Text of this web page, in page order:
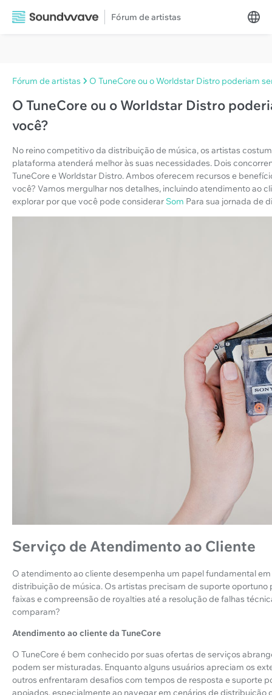
Fórum de artistas
Fórum de artistas O TuneCore ou o Worldstar Distro poderiam
O TuneCore ou o Worldstar Distro
você?
No reino competitivo da distribuição de música, os artistas
plataforma atenderá melhor às suas necessidades. Dois
TuneCore e Worldstar Distro. Ambos oferecem recursos e
você? Vamos mergulhar nos detalhes, incluindo atendimento ao
explorar por que você pode considerar Som Para sua jornada de
Serviço de Atendimento ao Cliente
O atendimento ao cliente desempenha um papel fundamental
distribuição de música. Os artistas precisam de suporte
faixas e compreensão de royalties até a resolução de falhas
comparam?
Atendimento ao cliente da TuneCore
O TuneCore é bem conhecido por suas ofertas de serviços
podem ser misturadas. Enquanto alguns usuários apreciam os
outros enfrentaram desafios com tempos de resposta e suporte
apoiados, especialmente ao navegar em cenários de